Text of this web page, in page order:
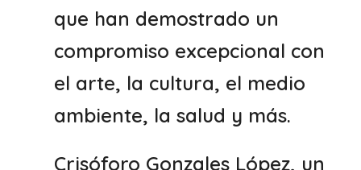
que han demostrado un
compromiso excepcional con
el arte, la cultura, el medio
ambiente, la salud y más.
Crisóforo Gonzales López, un